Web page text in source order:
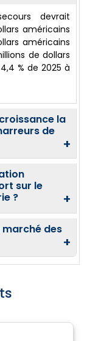
devrait
américains
américains
de dollars
% de 2025 à
la
de
+
sur le
?
+
des
+